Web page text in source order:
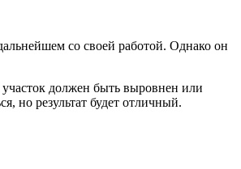
со своей работой. Однако он
должен быть выровнен или
но результат будет отличный.